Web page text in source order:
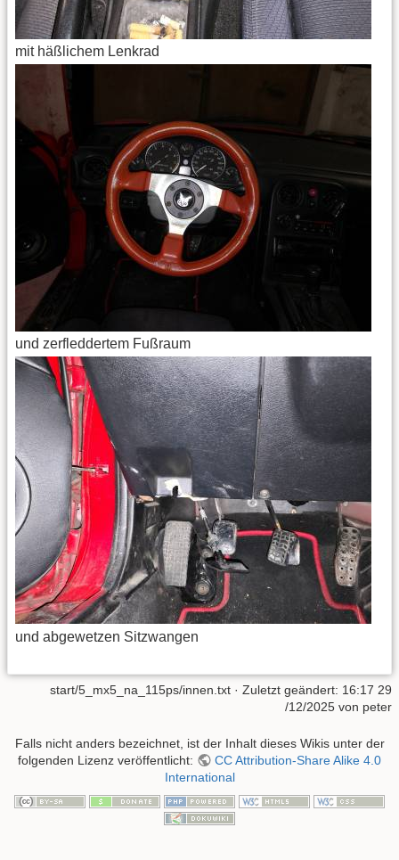
mit häßlichem Lenkrad
und zerfleddertem Fußraum
und abgewetzen Sitzwangen
start/5_mx5_na_115ps/innen.txt · Zuletzt geändert: 16:17 29
/12/2025 von peter
Falls nicht anders bezeichnet, ist der Inhalt dieses Wikis unter der
folgenden Lizenz veröffentlicht:
CC Attribution-Share Alike 4.0
International